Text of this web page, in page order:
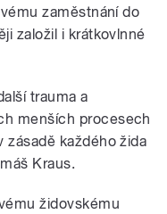
zaměstnání do
založil i krátkovlnné
trauma a
menších procesech
zásadě každého žida
Kraus.
židovskému